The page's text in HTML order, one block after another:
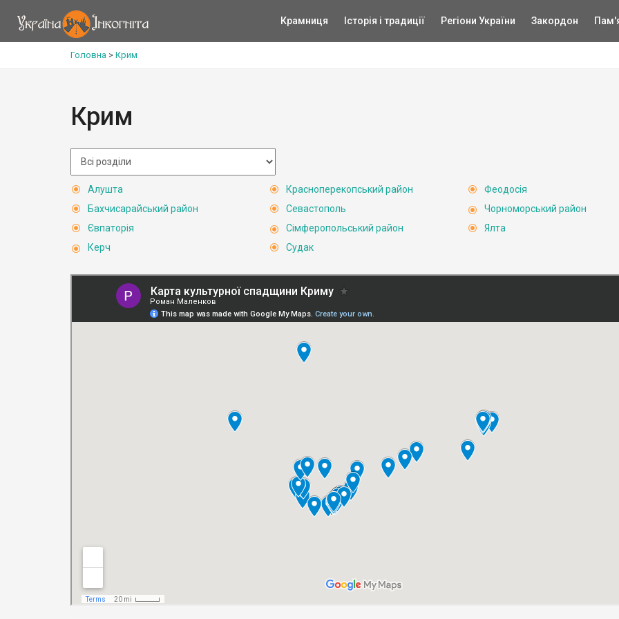
Крамниця Історія і традиції Регіони України Закордон
Головна > Крим
Крим
Алушта
Бахчисарайський район
Євпаторія
Керч
Красноперекопський район
Севастополь
Сімферопольський район
Судак
Феодосія
Чорноморський район
Ялта